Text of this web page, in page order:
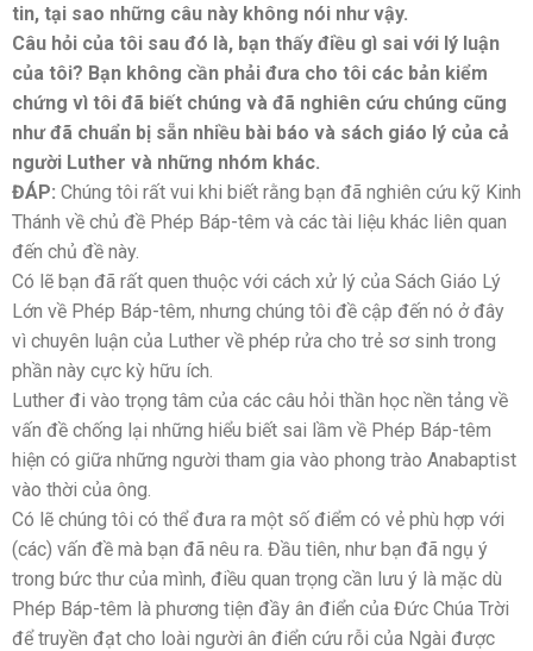
tin, tại sao những câu này không nói như vậy.
Câu hỏi của tôi sau đó là, bạn thấy điều gì sai với lý luận
của tôi? Bạn không cần phải đưa cho tôi các bản kiểm
chứng vì tôi đã biết chúng và đã nghiên cứu chúng cũng
như đã chuẩn bị sẵn nhiều bài báo và sách giáo lý của cả
người Luther và những nhóm khác.
ĐÁP: Chúng tôi rất vui khi biết rằng bạn đã nghiên cứu kỹ Kinh
Thánh về chủ đề Phép Báp-têm và các tài liệu khác liên quan
đến chủ đề này.
Có lẽ bạn đã rất quen thuộc với cách xử lý của Sách Giáo Lý
Lớn về Phép Báp-têm, nhưng chúng tôi đề cập đến nó ở đây
vì chuyên luận của Luther về phép rửa cho trẻ sơ sinh trong
phần này cực kỳ hữu ích.
Luther đi vào trọng tâm của các câu hỏi thần học nền tảng về
vấn đề chống lại những hiểu biết sai lầm về Phép Báp-têm
hiện có giữa những người tham gia vào phong trào Anabaptist
vào thời của ông.
Có lẽ chúng tôi có thể đưa ra một số điểm có vẻ phù hợp với
(các) vấn đề mà bạn đã nêu ra. Đầu tiên, như bạn đã ngụ ý
trong bức thư của mình, điều quan trọng cần lưu ý là mặc dù
Phép Báp-têm là phương tiện đầy ân điển của Đức Chúa Trời
để truyền đạt cho loài người ân điển cứu rỗi của Ngài được